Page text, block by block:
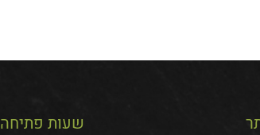
שעות פתיחה